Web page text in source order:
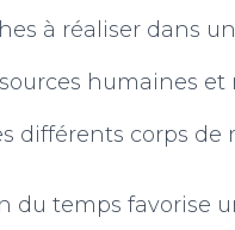
à réaliser dans
humaines et
différents corps de
du temps favorise